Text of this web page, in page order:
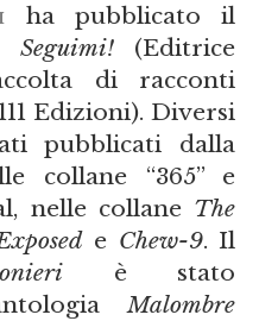
ha pubblicato il
Seguimi!(Editrice
di racconti
Edizioni). Diversi
pubblicati dalla
collane “365” e
nelle collane The
e Chew-9. Il
è stato
Malombre